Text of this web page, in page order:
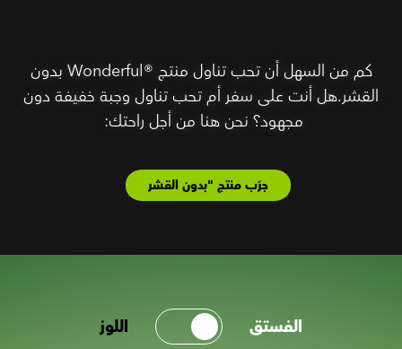
كم من السهل أن تحب تناول منتج Wonderful®‎ بدون
القشر.هل أنت على سفر أم تحب تناول وجبة خفيفة دون
مجهود؟ نحن هنا من أجل راحتك:
جرّب منتج "بدون القشر
الفستق اللوز